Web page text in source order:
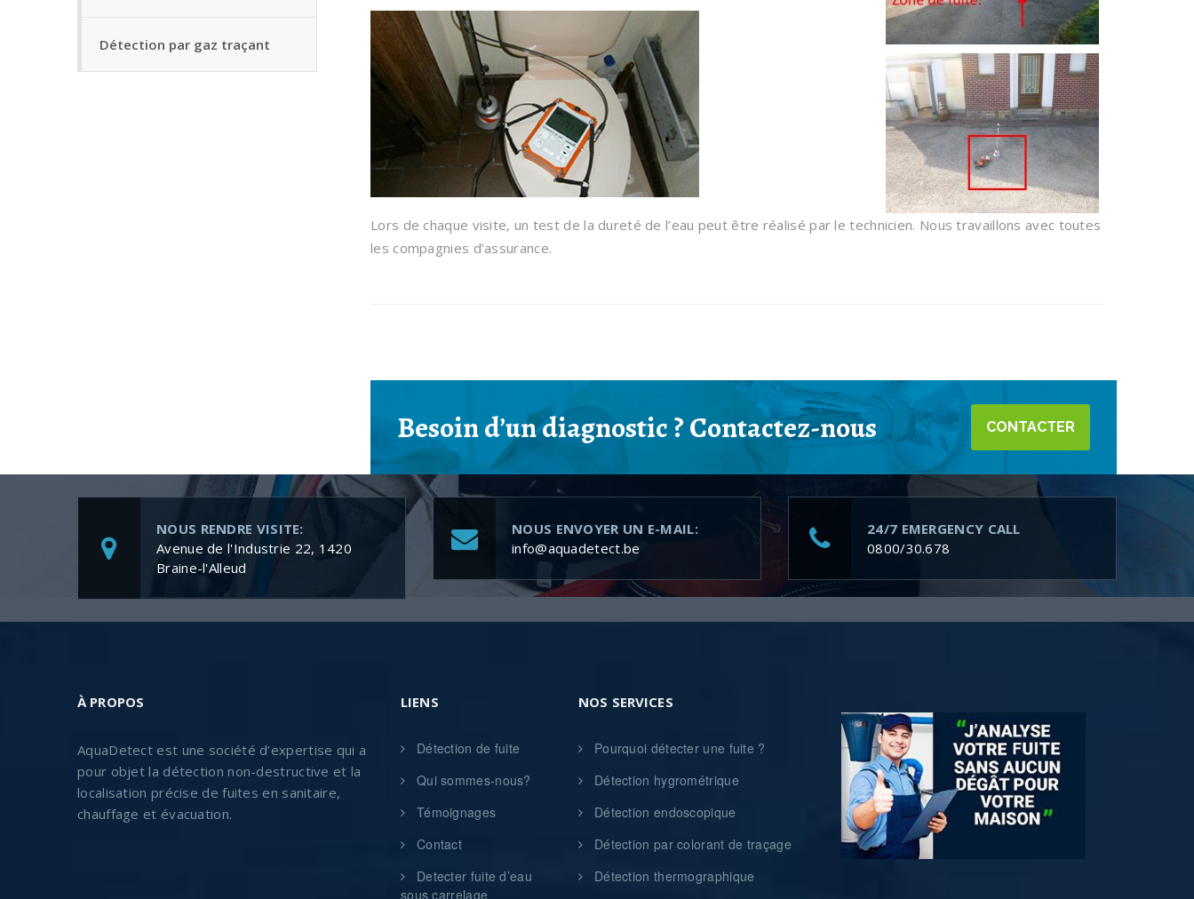
Détection par gaz traçant
Lors de chaque visite, un test de la dureté de l’eau peut être réalisé par le technicien. Nous travaillons avec toutes
les compagnies d’assurance.
Besoin d’un diagnostic ? Contactez-nous CONTACTER
NOUS RENDRE VISITE:
Avenue de l'Industrie 22, 1420
Braine-l'Alleud
NOUS ENVOYER UN E-MAIL:
info@aquadetect.be
24/7 EMERGENCY CALL
0800/30.678
À PROPOS
AquaDetect est une société d’expertise qui a
pour objet la détection non-destructive et la
localisation précise de fuites en sanitaire,
chauffage et évacuation.
LIENS
Détection de fuite
Qui sommes-nous?
Témoignages
Contact
Detecter fuite d’eau
sous carrelage
NOS SERVICES
Pourquoi détecter une fuite ?
Détection hygrométrique
Détection endoscopique
Détection par colorant de traçage
Détection thermographique